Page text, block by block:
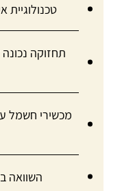
תחזוקה
השוואה